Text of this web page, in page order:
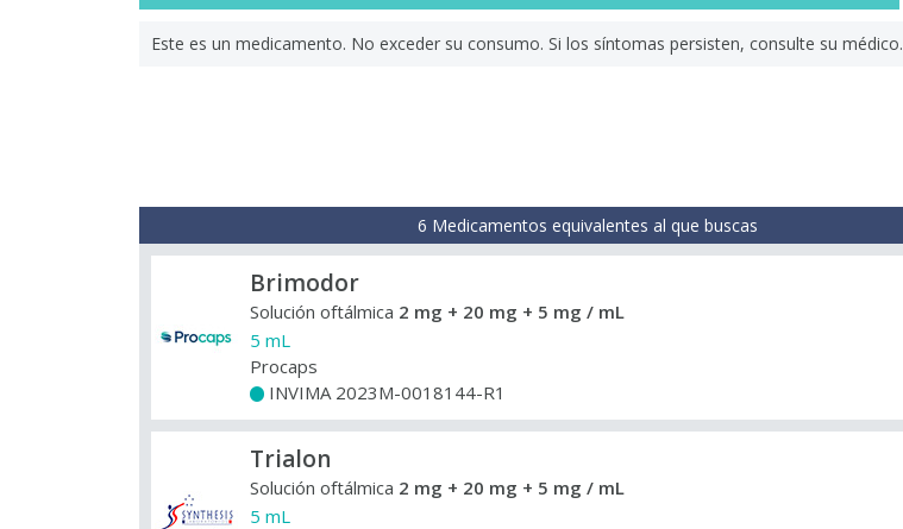
Este es un medicamento. No exceder su consumo. Si los síntomas persisten, consulte su médico.
6 Medicamentos equivalentes al que buscas
Brimodor
Solución oftálmica 2 mg + 20 mg + 5 mg / mL
5 mL
Procaps
INVIMA 2023M-0018144-R1
Trialon
Solución oftálmica 2 mg + 20 mg + 5 mg / mL
5 mL